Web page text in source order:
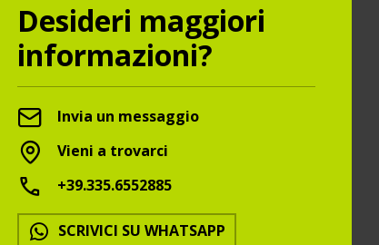
Desideri maggiori
informazioni?
Invia un messaggio
Vieni a trovarci
+39.335.6552885
SCRIVICI SU WHATSAPP